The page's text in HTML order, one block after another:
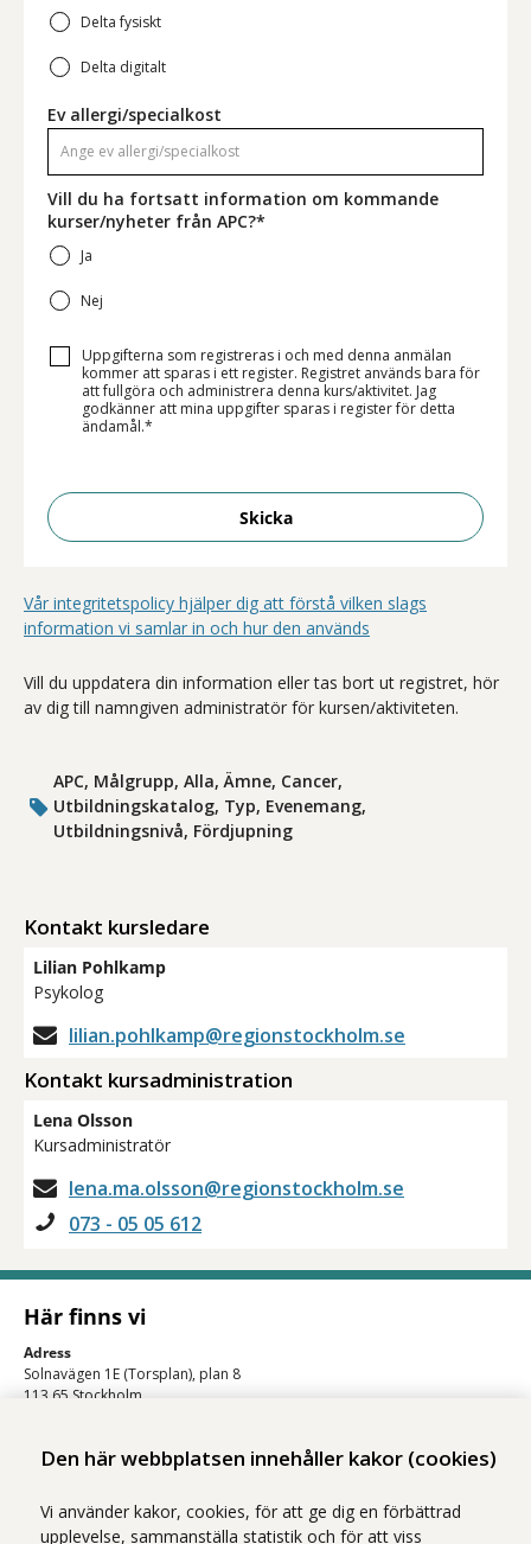
Den här webbplatsen innehåller kakor (cookies)
Vi använder kakor, cookies, för att ge dig en förbättrad
upplevelse, sammanställa statistik och för att viss
Delta fysiskt
Delta digitalt
Ev allergi/specialkost
Vill du ha fortsatt information om kommande
kurser/nyheter från APC?*
Ja
Nej
Uppgifterna som registreras i och med denna anmälan
kommer att sparas i ett register. Registret används bara för
att fullgöra och administrera denna kurs/aktivitet. Jag
godkänner att mina uppgifter sparas i register för detta
ändamål.*
Skicka
Vår integritetspolicy hjälper dig att förstå vilken slags
information vi samlar in och hur den används
Vill du uppdatera din information eller tas bort ut registret, hör
av dig till namngiven administratör för kursen/aktiviteten.
APC, Målgrupp, Alla, Ämne, Cancer,
Utbildningskatalog, Typ, Evenemang,
Utbildningsnivå, Fördjupning
Kontakt kursledare
Lilian Pohlkamp
Psykolog
lilian.pohlkamp@regionstockholm.se
Kontakt kursadministration
Lena Olsson
Kursadministratör
lena.ma.olsson@regionstockholm.se
073 - 05 05 612
Här finns vi
Adress
Solnavägen 1E (Torsplan), plan 8
113 65 Stockholm